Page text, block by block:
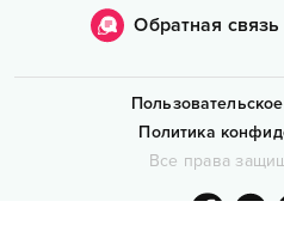
Обратная связь
Политика
Все права